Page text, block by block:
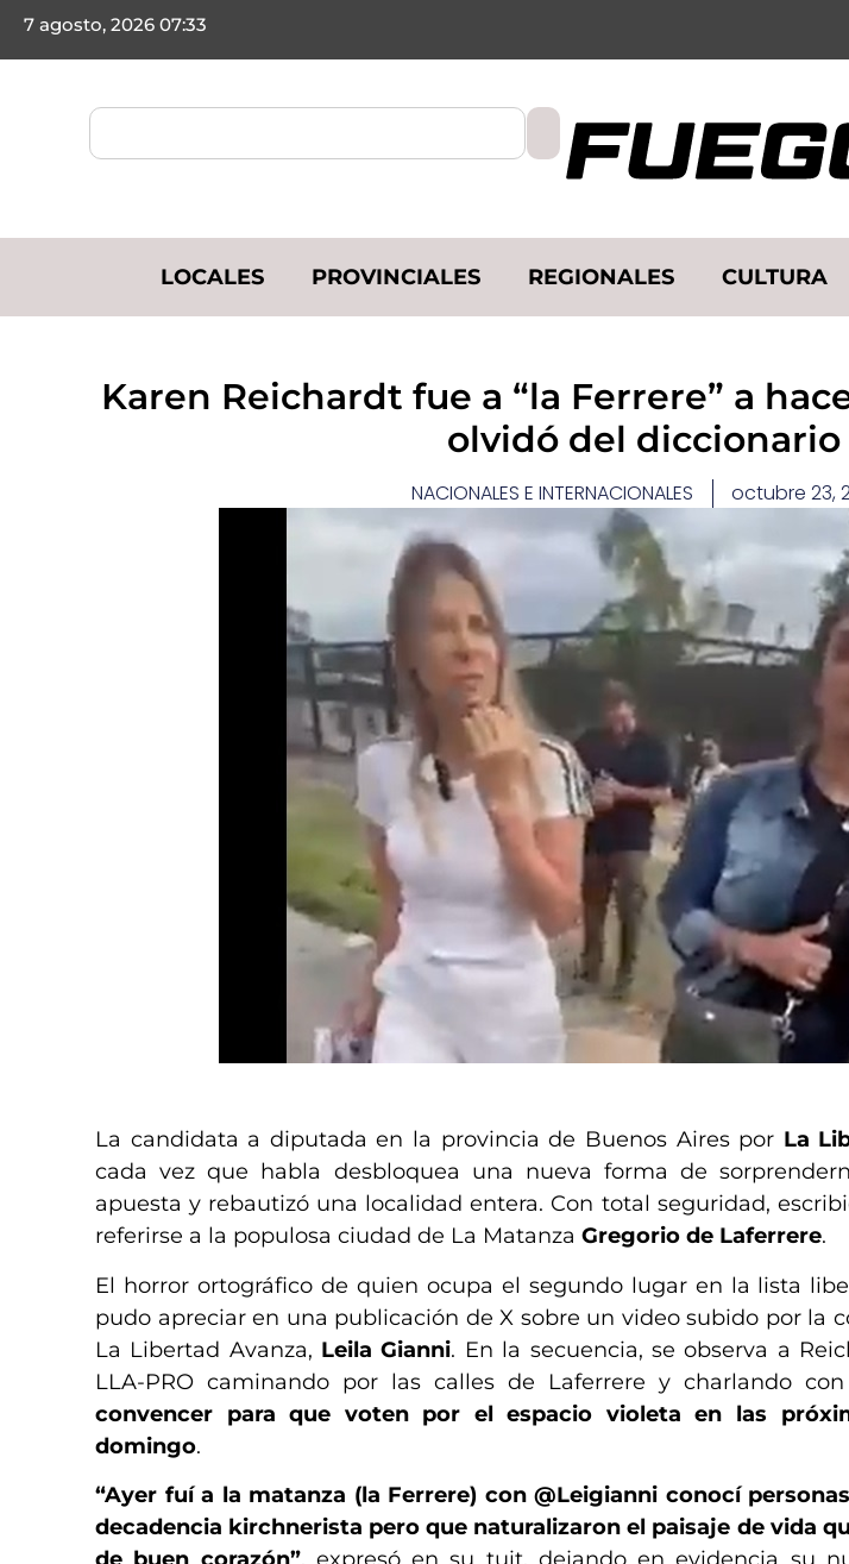
7 agosto, 2026 07:33
LOCALES PROVINCIALES REGIONALES CULTURA
Karen Reichardt fue a “la Ferrere” a
olvidó del diccionario
NACIONALES E INTERNACIONALES octubre 23,
La candidata a diputada en la provincia de Buenos Aires por La
cada vez que habla desbloquea una nueva forma de
apuesta y rebautizó una localidad entera. Con total seguridad,
referirse a la populosa ciudad de La Matanza Gregorio de Laferrere.
El horror ortográfico de quien ocupa el segundo lugar en la lista
pudo apreciar en una publicación de X sobre un video subido por la
La Libertad Avanza, Leila Gianni. En la secuencia, se observa a
LLA-PRO caminando por las calles de Laferrere y charlando
convencer para que voten por el espacio violeta en las
domingo.
“Ayer fuí a la matanza (la Ferrere) con @Leigianni conocí
decadencia kirchnerista pero que naturalizaron el paisaje de vida